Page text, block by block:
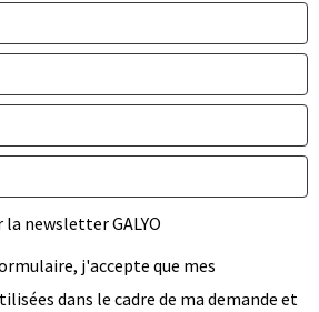
newsletter GALYO
j'accepte que mes
dans le cadre de ma demande et